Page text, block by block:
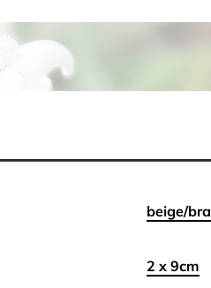
beige/
2 x 9cm